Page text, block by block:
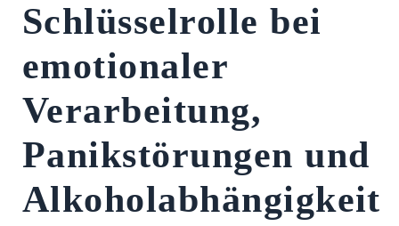
Schlüsselrolle bei
emotionaler
Verarbeitung,
Panikstörungen und
Alkoholabhängigkeit